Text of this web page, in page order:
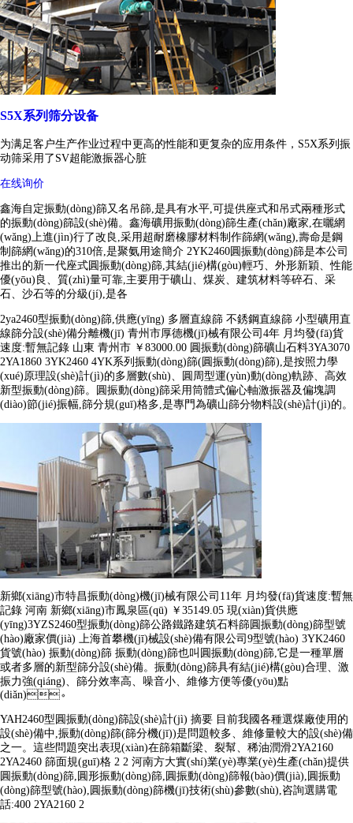
S5X系列筛分设备
为满足客户生产作业过程中更高的性能和更复杂的应用条件，S5X系列振
动筛采用了SV超能激振器心脏
在线询价
鑫海自定振動(dòng)篩又名吊篩,是具有水平,可提供座式和吊式兩種形式
的振動(dòng)篩設(shè)備。鑫海礦用振動(dòng)篩生產(chǎn)廠家,在曬網
(wǎng)上進(jìn)行了改良,采用超耐磨橡膠材料制作篩網(wǎng),壽命是鋼
制篩網(wǎng)的310倍,是聚氨用途簡介 2YK2460圓振動(dòng)篩是本公司
推出的新一代座式圓振動(dòng)篩,其結(jié)構(gòu)輕巧、外形新穎、性能
優(yōu)良、質(zhì)量可靠,主要用于礦山、煤炭、建筑材料等碎石、采
石、沙石等的分級(jí),是各
2ya2460型振動(dòng)篩,供應(yīng) 多層直線篩 不銹鋼直線篩 小型礦用直
線篩分設(shè)備分離機(jī) 青州市厚德機(jī)械有限公司4年 月均發(fā)貨
速度:暫無記錄 山東 青州市 ￥83000.00 圓振動(dòng)篩礦山石料3YA3070
2YA1860 3YK2460 4YK系列振動(dòng)篩(圓振動(dòng)篩),是按照力學
(xué)原理設(shè)計(jì)的多層數(shù)、圓周型運(yùn)動(dòng)軌跡、高效
新型振動(dòng)篩。圓振動(dòng)篩采用筒體式偏心軸激振器及偏塊調
(diào)節(jié)振幅,篩分規(guī)格多,是專門為礦山篩分物料設(shè)計(jì)的。
新鄉(xiāng)市特昌振動(dòng)機(jī)械有限公司11年 月均發(fā)貨速度:暫無
記錄 河南 新鄉(xiāng)市鳳泉區(qū) ￥35149.05 現(xiàn)貨供應
(yīng)3YZS2460型振動(dòng)篩公路鐵路建筑石料篩圓振動(dòng)篩型號
(hào)廠家價(jià) 上海首攀機(jī)械設(shè)備有限公司9型號(hào) 3YK2460
貨號(hào) 振動(dòng)篩 振動(dòng)篩也叫圓振動(dòng)篩,它是一種單層
或者多層的新型篩分設(shè)備。振動(dòng)篩具有結(jié)構(gòu)合理、激
振力強(qiáng)、篩分效率高、噪音小、維修方便等優(yōu)點
(diǎn)。
YAH2460型圓振動(dòng)篩設(shè)計(jì) 摘要 目前我國各種選煤廠使用的
設(shè)備中,振動(dòng)篩(篩分機(jī))是問題較多、維修量較大的設(shè)備
之一。這些問題突出表現(xiàn)在篩箱斷梁、裂幫、稀油潤滑2YA2160
2YA2460 篩面規(guī)格 2 2 河南方大實(shí)業(yè)專業(yè)生產(chǎn)提供
圓振動(dòng)篩,圓形振動(dòng)篩,圓振動(dòng)篩報(bào)價(jià),圓振動
(dòng)篩型號(hào),圓振動(dòng)篩機(jī)技術(shù)參數(shù),咨詢選購電
話:400 2YA2160 2